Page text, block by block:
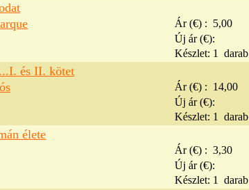
Ár (€) : 5,00
Új ár (€):
Készlet: 1 darab
és II. kötet
Ár (€) : 14,00
Új ár (€):
Készlet: 1 darab
élete
Ár (€) : 3,30
Új ár (€):
Készlet: 1 darab